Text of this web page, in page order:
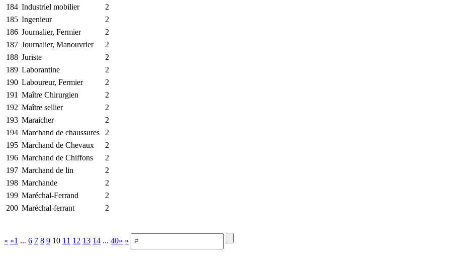
184 Industriel mobilier
2
185 Ingenieur
2
186 Journalier, Fermier
2
187 Journalier, Manouvrier
2
188 Juriste
2
189 Laborantine
2
190 Laboureur, Fermier
2
191 Maître Chirurgien
2
192 Maître sellier
2
193 Maraicher
2
194 Marchand de chaussures
2
195 Marchand de Chevaux
2
196 Marchand de Chiffons
2
197 Marchand de lin
2
198 Marchande
2
199 Maréchal-Ferrand
2
200 Maréchal-ferrant 2
« «1 ... 6 7 8 9 10 11 12 13 14 ... 40» »